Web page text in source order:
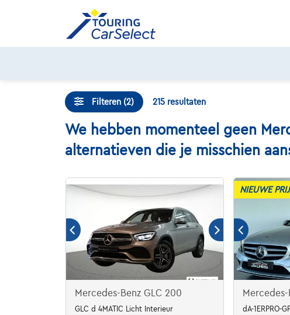
Filteren (2) 215 resultaten
We hebben momenteel geen
alternatieven die je misschien
Mercedes-Benz GLC 200
GLC d 4MATIC Licht Interieur
NIEUWE
Mercedes-
dA-1ERPRO-